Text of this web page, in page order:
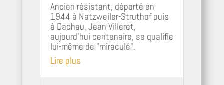
Ancien résistant, déporté en
1944 à Natzweiler-Struthof puis
à Dachau, Jean Villeret,
aujourd’hui centenaire, se qualifie
lui-même de "miraculé".
Lire plus